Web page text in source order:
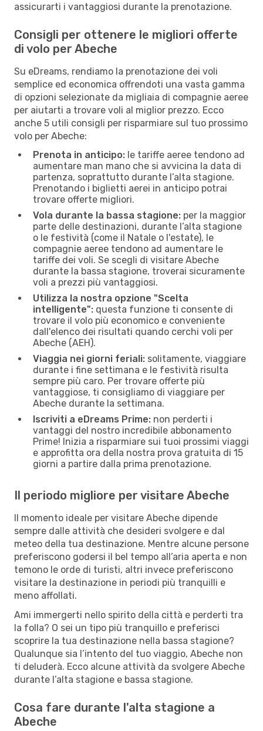
assicurarti i vantaggiosi durante la prenotazione.
Consigli per ottenere le migliori offerte
di volo per Abeche
Su eDreams, rendiamo la prenotazione dei voli
semplice ed economica offrendoti una vasta gamma
di opzioni selezionate da migliaia di compagnie aeree
per aiutarti a trovare voli al miglior prezzo. Ecco
anche 5 utili consigli per risparmiare sul tuo prossimo
volo per Abeche:
Prenota in anticipo: le tariffe aeree tendono ad
aumentare man mano che si avvicina la data di
partenza, soprattutto durante l’alta stagione.
Prenotando i biglietti aerei in anticipo potrai
trovare offerte migliori.
Vola durante la bassa stagione: per la maggior
parte delle destinazioni, durante l’alta stagione
o le festività (come il Natale o l'estate), le
compagnie aeree tendono ad aumentare le
tariffe dei voli. Se scegli di visitare Abeche
durante la bassa stagione, troverai sicuramente
voli a prezzi più vantaggiosi.
Utilizza la nostra opzione "Scelta
intelligente": questa funzione ti consente di
trovare il volo più economico e conveniente
dall'elenco dei risultati quando cerchi voli per
Abeche (AEH).
Viaggia nei giorni feriali: solitamente, viaggiare
durante i fine settimana e le festività risulta
sempre più caro. Per trovare offerte più
vantaggiose, ti consigliamo di viaggiare per
Abeche durante la settimana.
Iscriviti a eDreams Prime: non perderti i
vantaggi del nostro incredibile abbonamento
Prime! Inizia a risparmiare sui tuoi prossimi viaggi
e approfitta ora della nostra prova gratuita di 15
giorni a partire dalla prima prenotazione.
Il periodo migliore per visitare Abeche
Il momento ideale per visitare Abeche dipende
sempre dalle attività che desideri svolgere e dal
meteo della tua destinazione. Mentre alcune persone
preferiscono godersi il bel tempo all’aria aperta e non
temono le orde di turisti, altri invece preferiscono
visitare la destinazione in periodi più tranquilli e
meno affollati.
Ami immergerti nello spirito della città e perderti tra
la folla? O sei un tipo più tranquillo e preferisci
scoprire la tua destinazione nella bassa stagione?
Qualunque sia l’intento del tuo viaggio, Abeche non
ti deluderà. Ecco alcune attività da svolgere Abeche
durante l’alta stagione e bassa stagione.
Cosa fare durante l'alta stagione a
Abeche